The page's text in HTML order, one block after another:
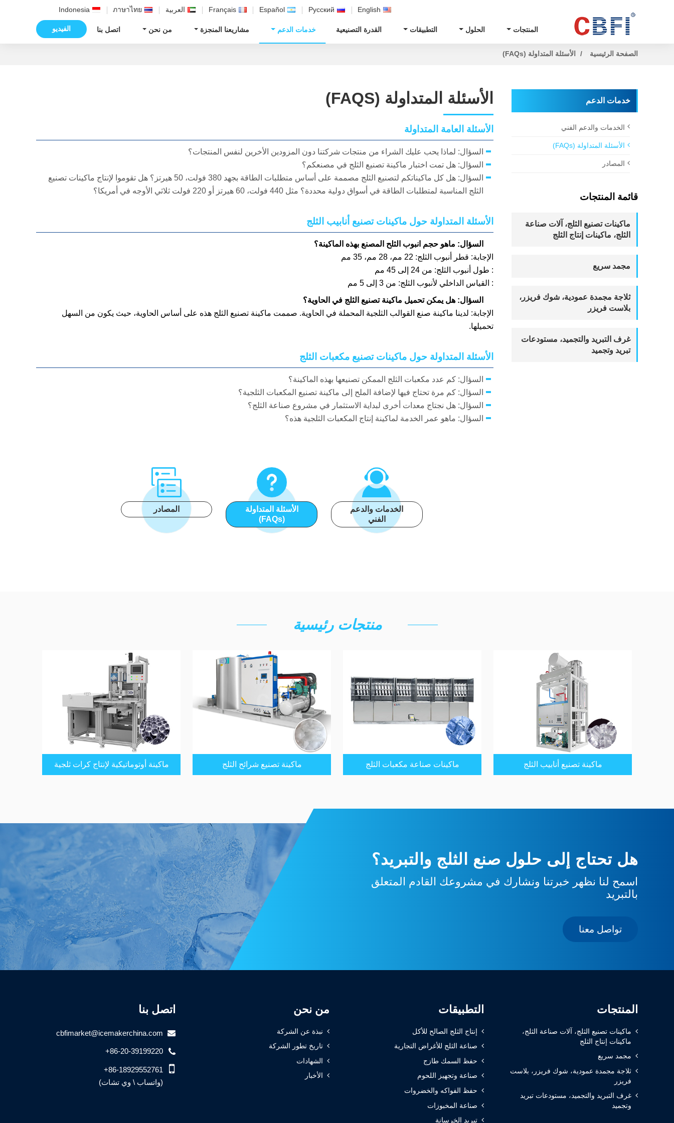
English
Русский
Español
Français العربية ภาษาไทย
Indonesia
المنتجات الحلول التطبيقات القدرة التصنيعية خدمات الدعم مشاريعنا المنجزة من نحن اتصل بنا الفيديو
الصفحة الرئيسية الأسئلة المتداولة (FAQs)
الأسئلة المتداولة (FAQS)
الأسئلة العامة المتداولة
السؤال: لماذا يحب عليك الشراء من منتجات شركتنا دون المزودين الأخرين لنفس المنتجات؟
السؤال: هل تمت اختبار ماكينة تصنيع الثلج في مصنعكم؟
السؤال: هل كل ماكيناتكم لتصنيع الثلج مصممة على أساس متطلبات الطاقة بجهد 380 فولت، 50 هيرتز؟ هل تقوموا لإنتاج ماكينات تصنيع
الثلج المناسبة لمتطلبات الطاقة في أسواق دولية محددة؟ مثل 440 فولت، 60 هيرتز أو 220 فولت ثلاثي الأوجه في أمريكا؟
الأسئلة المتداولة حول ماكينات تصنيع أنابيب الثلج
السؤال: ماهو حجم انبوب الثلح المصنع بهذه الماكينة؟
الإجابة: قطر أنبوب الثلج: 22 مم، 28 مم، 35 مم
: طول أنبوب الثلج: من 24 إلى 45 مم
: القياس الداخلي لأنبوب الثلج: من 3 إلى 5 مم
السؤال: هل يمكن تحميل ماكينة تصنيع الثلج في الحاوية؟
الإجابة: لدينا ماكينة صنع القوالب الثلجية المحملة في الحاوية. صممت ماكينة تصنيع الثلج هذه على أساس الحاوية، حيث يكون من السهل
تحميلها.
الأسئلة المتداولة حول ماكينات تصنيع مكعبات الثلج
السؤال: كم عدد مكعبات الثلج الممكن تصنيعها بهذه الماكينة؟
السؤال: كم مرة تحتاج فيها لإضافة الملح إلى ماكينة تصنيع المكعبات الثلجية؟
السؤال: هل نجتاج معدات أخرى لبداية الاستثمار في مشروع صناعة الثلج؟
السؤال: ماهو عمر الخدمة لماكينة إنتاج المكعبات الثلجية هذه؟
الخدمات والدعم
الفني
الأسئلة المتداولة
(FAQs)
المصادر
خدمات الدعم
الخدمات والدعم الفني
الأسئلة المتداولة (FAQs)
المصادر
قائمة المنتجات
ماكينات تصنيع الثلج، آلات صناعة
الثلج، ماكينات إنتاج الثلج
مجمد سريع
ثلاجة مجمدة عمودية، شوك فريزر،
بلاست فريزر
غرف التبريد والتجميد، مستودعات
تبريد وتجميد
منتجات رئيسية
ماكينة تصنيع أنابيب الثلج ماكينات صناعة مكعبات الثلج ماكينة تصنيع شرائح الثلج ماكينة أوتوماتيكية لإنتاج كرات ثلجية
هل تحتاج إلى حلول صنع الثلج والتبريد؟
اسمح لنا نظهر خبرتنا ونشارك في مشروعك القادم المتعلق
بالتبريد
تواصل معنا
المنتجات
ماكينات تصنيع الثلج، آلات صناعة الثلج،
ماكينات إنتاج الثلج
مجمد سريع
ثلاجة مجمدة عمودية، شوك فريزر، بلاست
فريزر
غرف التبريد والتجميد، مستودعات تبريد
وتجميد
التطبيقات
إنتاج الثلج الصالح للأكل
صناعة الثلج للأغراض التجارية
حفظ السمك طازج
صناعة وتجهيز اللحوم
حفظ الفواكه والخضروات
صناعة المخبوزات
تبريد الخرسانة
من نحن
نبذة عن الشركة
تاريخ تطور الشركة
الشهادات
الأخبار
اتصل بنا
cbfimarket@icemakerchina.com
+86-20-39199220
+86-18929552761
(واتساب \ وي تشات)